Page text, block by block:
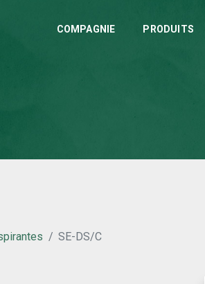
COMPAGNIE PRODUITS
SE-DS/C